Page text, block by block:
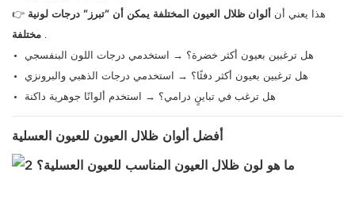
👉 هذا يعني أن ألوان ظلال العيون المختلفة يمكن أن "تبرز" درجات لونية
مختلفة .
هل ترغبين بعيون أكثر خضرة؟ → استخدمي درجات اللون البنفسجي
هل ترغبين بعيون أكثر دفئًا؟ → استخدمي درجات الذهبي والبرونزي
هل ترغب في تباينٍ درامي؟ → استخدم ألوانًا جوهرية داكنة
أفضل ألوان ظلال العيون للعيون العسلية